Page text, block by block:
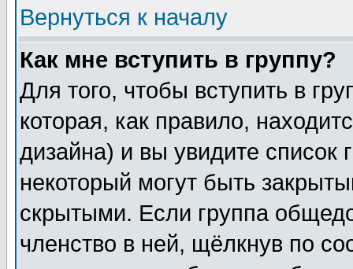
Вернуться к началу
Как мне вступить в группу?
Для того, чтобы вступить в
которая, как правило,
дизайна) и вы увидите список
некоторый могут быть
скрытыми. Если группа
членство в ней, щёлкнув по